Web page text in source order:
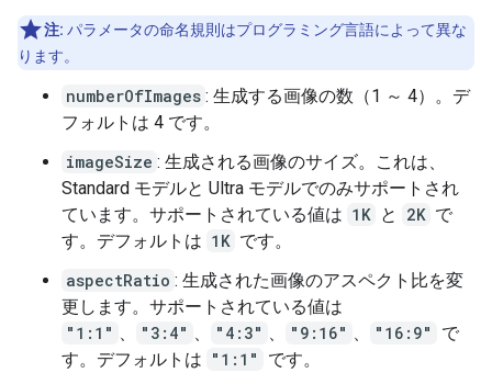
注: パラメータの命名規則はプログラミング言語によって異な
ります。
numberOfImages : 生成する画像の数（1 ～ 4）。デ
フォルトは 4 です。
imageSize : 生成される画像のサイズ。これは、
Standard モデルと Ultra モデルでのみサポートされ
ています。サポートされている値は 1K と 2K で
す。デフォルトは 1K です。
aspectRatio : 生成された画像のアスペクト比を変
更します。サポートされている値は
"1:1" 、 "3:4" 、 "4:3" 、 "9:16" 、 "16:9"
で
す。デフォルトは "1:1"
です。